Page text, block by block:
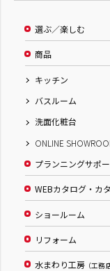
選ぶ／楽しむ
商品
キッチン
バスルーム
洗面化粧台
ONLINE
プランニングサポ
WEBカタログ・カ
ショールーム
リフォーム
水まわり工房 （工務